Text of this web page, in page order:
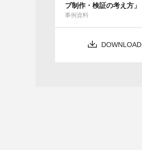
ブ制作・検証の考え方」
事例資料
DOWNLOAD